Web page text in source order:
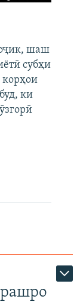
шаш
субҳи
корҳои
ки